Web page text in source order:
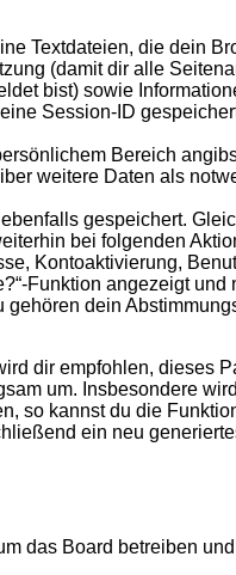
Textdateien, die dein
(damit dir alle
bist) sowie
Session-ID
Bereich
weitere Daten als
gespeichert.
bei folgenden
Kontoaktivierung,
Funktion angezeigt und
dein
dir empfohlen, dieses
um. Insbesondere
kannst du die
ein neu
das Board betreiben